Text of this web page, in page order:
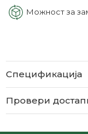
Можност за
Спецификација
Провери